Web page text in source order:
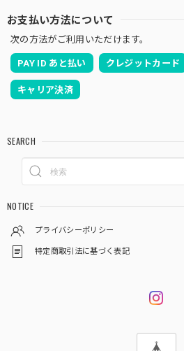
お支払い方法について
次の方法がご利用いただけます。
PAY ID あと払い クレジットカード
キャリア決済
SEARCH
NOTICE
プライバシーポリシー
特定商取引法に基づく表記